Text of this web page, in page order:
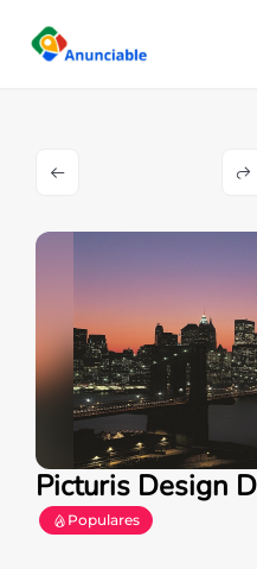
Saltar
Picturis Design
Populares